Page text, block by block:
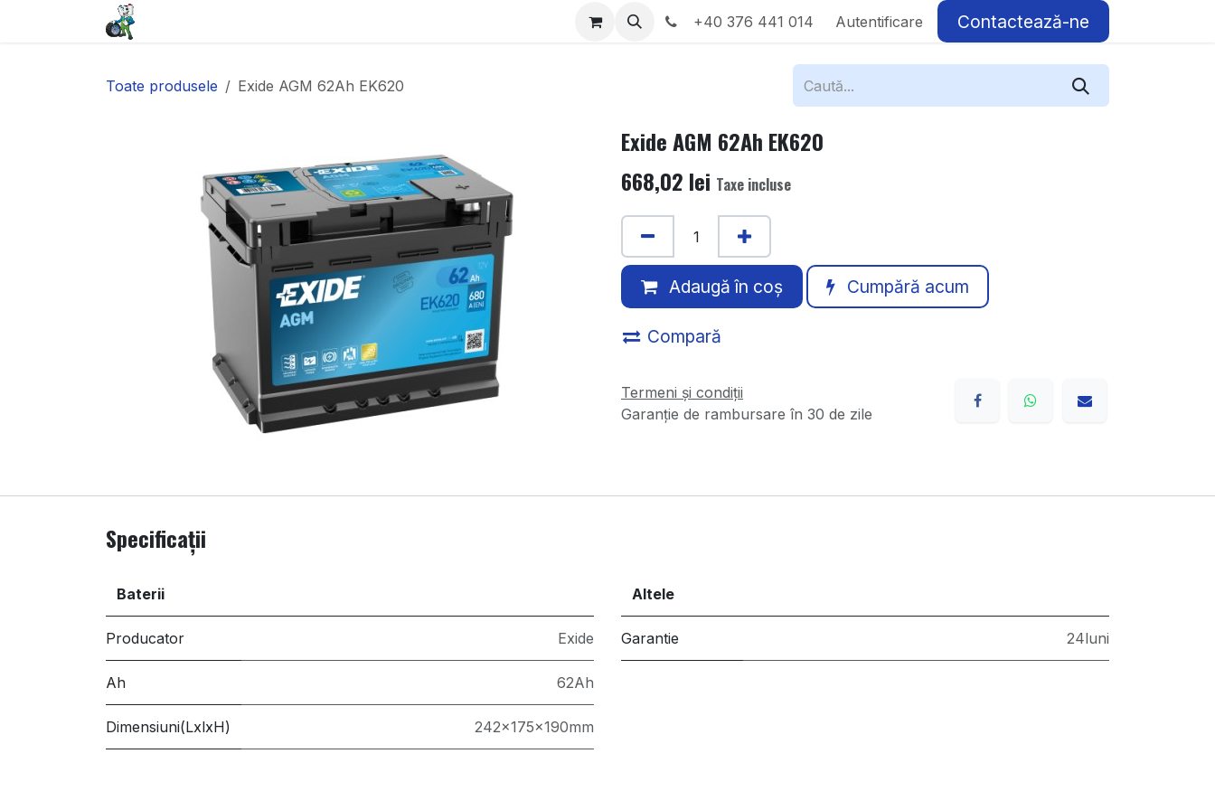
Sari la conținut +40 376 441 014 Autentificare Contactează-ne
Toate produsele Exide AGM 62Ah EK620
Exide AGM 62Ah EK620
668,02 lei Taxe incluse
Adaugă în coș Cumpără acum
Compară
Termeni și condiții
Garanție de rambursare în 30 de zile
Specificații
Baterii
Producator Exide
Ah 62Ah
Dimensiuni(LxlxH) 242x175x190mm
Altele
Garantie 24luni